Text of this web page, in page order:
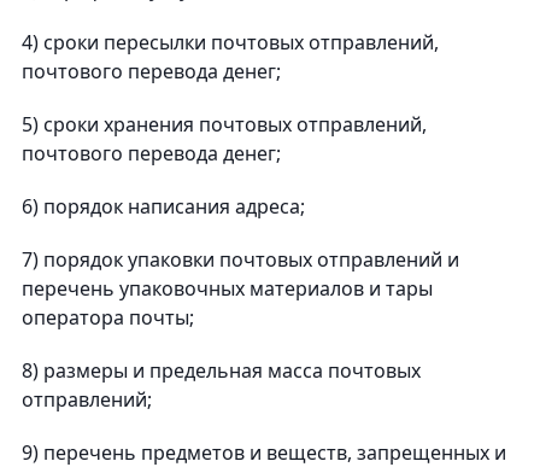
4) сроки пересылки почтовых отправлений,
почтового перевода денег;
5) сроки хранения почтовых отправлений,
почтового перевода денег;
6) порядок написания адреса;
7) порядок упаковки почтовых отправлений и
перечень упаковочных материалов и тары
оператора почты;
8) размеры и предельная масса почтовых
отправлений;
9) перечень предметов и веществ, запрещенных и